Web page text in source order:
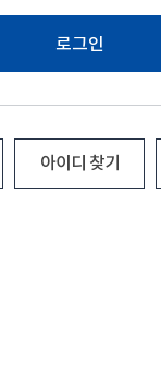
로그인
아이디 찾기